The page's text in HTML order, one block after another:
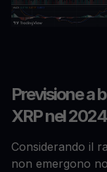
Previsione a
XRP nel 2024
Considerando il
non emergono